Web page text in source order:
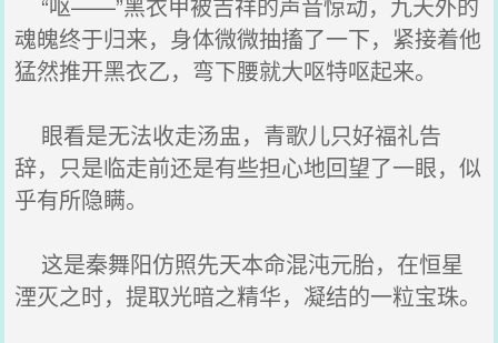
魂魄终于归来，身体微微抽搐了一下，紧接着他
猛然推开黑衣乙，弯下腰就大呕特呕起来。
眼看是无法收走汤盅，青歌儿只好福礼告
辞，只是临走前还是有些担心地回望了一眼，似
乎有所隐瞒。
这是秦舞阳仿照先天本命混沌元胎，在恒星
湮灭之时，提取光暗之精华，凝结的一粒宝珠。